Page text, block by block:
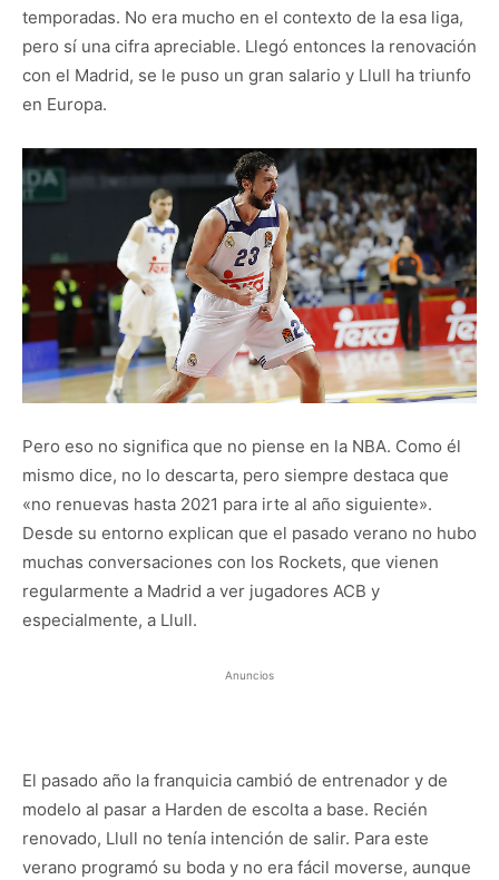
temporadas. No era mucho en el contexto de la esa liga,
pero sí una cifra apreciable. Llegó entonces la renovación
con el Madrid, se le puso un gran salario y Llull ha triunfo
en Europa.
Pero eso no significa que no piense en la NBA. Como él
mismo dice, no lo descarta, pero siempre destaca que
«no renuevas hasta 2021 para irte al año siguiente».
Desde su entorno explican que el pasado verano no hubo
muchas conversaciones con los Rockets, que vienen
regularmente a Madrid a ver jugadores ACB y
especialmente, a Llull.
Anuncios
El pasado año la franquicia cambió de entrenador y de
modelo al pasar a Harden de escolta a base. Recién
renovado, Llull no tenía intención de salir. Para este
verano programó su boda y no era fácil moverse, aunque